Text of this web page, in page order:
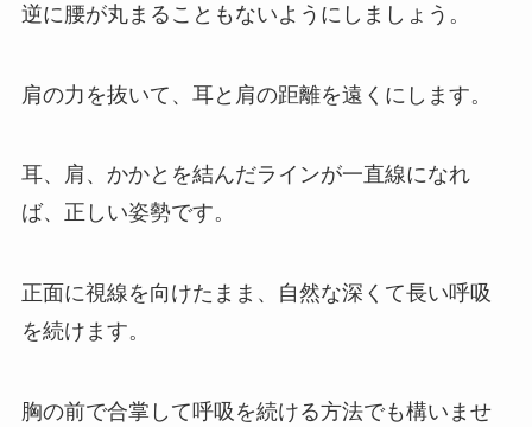
逆に腰が丸まることもないようにしましょう。
肩の力を抜いて、耳と肩の距離を遠くにします。
耳、肩、かかとを結んだラインが一直線になれ
ば、正しい姿勢です。
正面に視線を向けたまま、自然な深くて長い呼吸
を続けます。
胸の前で合掌して呼吸を続ける方法でも構いませ